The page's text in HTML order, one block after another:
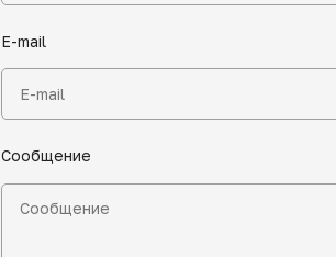
E-mail
Сообщение